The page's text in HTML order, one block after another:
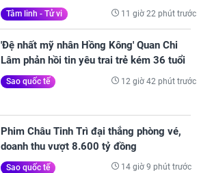
Tâm linh - Tử vi 11 giờ 22 phút trước
'Đệ nhất mỹ nhân Hồng Kông' Quan Chi
Lâm phản hồi tin yêu trai trẻ kém 36 tuổi
Sao quốc tế 12 giờ 42 phút trước
Phim Châu Tinh Trì đại thắng phòng vé,
doanh thu vượt 8.600 tỷ đồng
Sao quốc tế 14 giờ 9 phút trước